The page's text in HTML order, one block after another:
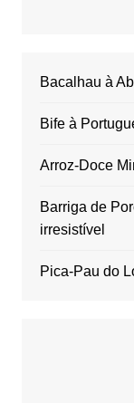
Bacalhau à
Bife à
Arroz-Doce
Barriga de
irresistível
Pica-Pau do